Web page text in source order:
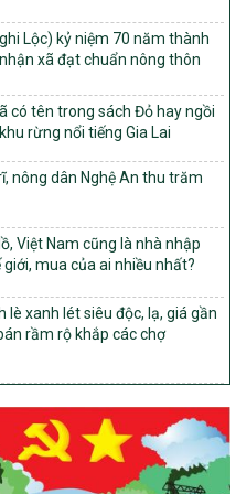
kết theo chuỗi giá trị thuộc
gia Giảm nghèo bền vững
năm 2026
khai thực hiện Chương trình
thôn mới, giảm nghèo bền
đồng bào dân tộc thiểu
giai đoạn I: Từ năm 2026
tiêu chí, điều kiện thuộc Bộ
đoạn 2026 – 2030 thuộc
nghiệp và Môi trường
gia xây dựng nông thôn
triển kinh tế – xã hội vùng
núi giai đoạn 2026-2035, giai
Lộc) kỷ niệm 70 năm thành
xã đạt chuẩn nông thôn
có tên trong sách Đỏ hay ngồi
rừng nổi tiếng Gia Lai
nông dân Nghệ An thu trăm
Việt Nam cũng là nhà nhập
mua của ai nhiều nhất?
xanh lét siêu độc, lạ, giá gần
rầm rộ khắp các chợ